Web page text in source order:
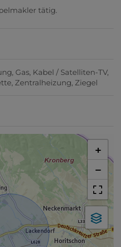
tätig.
Gas Kabel / Satelliten-TV
Zentralheizung Ziegel
+
−